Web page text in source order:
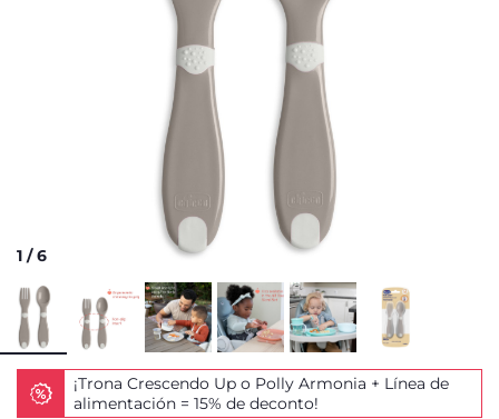
1 /6
¡Trona Crescendo Up o Polly Armonia + Línea de
alimentación = 15% de deconto!